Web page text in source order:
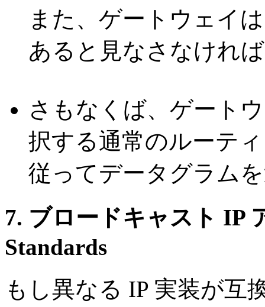
また、ゲートウェイ
あると見なさなけれ
さもなくば、ゲート
択する通常のルーテ
従ってデータグラム
7. ブロードキャスト IP
Standards
もし異なる IP 実装が互